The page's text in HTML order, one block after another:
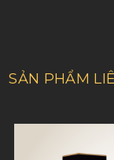
SẢN PHẨM